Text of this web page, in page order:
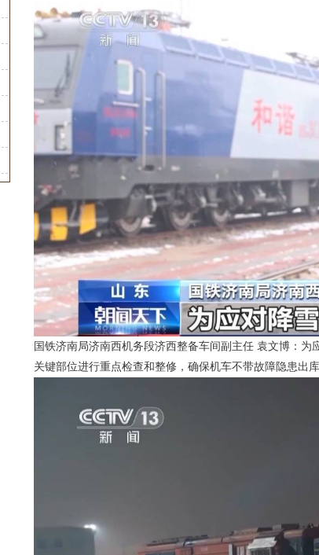
国铁济南局济南西机务段济西整备车间副主任 袁文博：
关键部位进行重点检查和整修，确保机车不带故障隐患出库